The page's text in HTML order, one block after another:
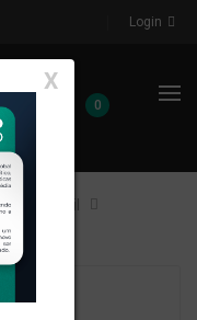
Login
0
X
Civil
m